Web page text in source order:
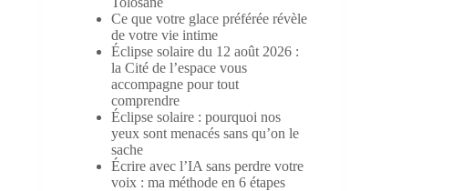
Ce que votre glace préférée révèle
de votre vie intime
Éclipse solaire du 12 août 2026 :
la Cité de l’espace vous
accompagne pour tout
comprendre
Éclipse solaire : pourquoi nos
yeux sont menacés sans qu’on le
sache
Écrire avec l’IA sans perdre votre
voix : ma méthode en 6 étapes